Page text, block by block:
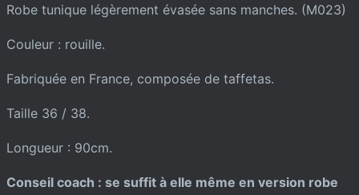
Robe tunique légèrement évasée sans manches. (M023)
Couleur : rouille.
Fabriquée en France, composée de taffetas.
Taille 36 / 38.
Longueur : 90cm.
Conseil coach : se suffit à elle même en version robe